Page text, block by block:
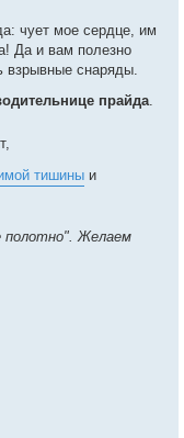
чует мое сердце, им
Да и вам полезно
взрывные снаряды.
прайда
тишины и
полотно". Желаем